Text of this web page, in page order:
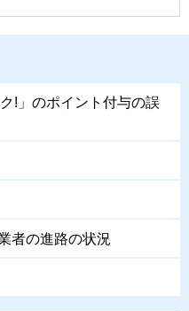
!」のポイント付与の誤
者の進路の状況